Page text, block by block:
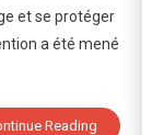
Réseaux
Sociaux
et se protéger
a été mené
Reading